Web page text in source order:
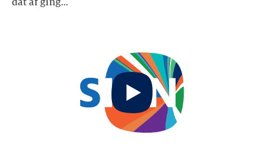
dat af ging…
Start
video